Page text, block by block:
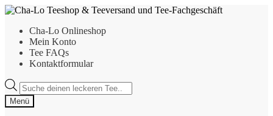
Zur
springen
Zum
springenCha-Lo Onlineshop
Mein Konto
Tee FAQs
Kontaktformular
Products
search
Menü